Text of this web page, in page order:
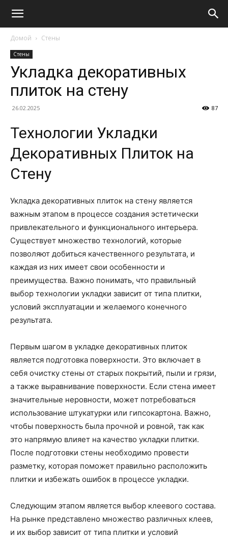
Домой Стены
Стены
Укладка декоративных
плиток на стену
26.02.2025 87
Технологии Укладки
Декоративных Плиток на
Стену
Укладка декоративных плиток на стену является
важным этапом в процессе создания эстетически
привлекательного и функционального интерьера.
Существует множество технологий, которые
позволяют добиться качественного результата, и
каждая из них имеет свои особенности и
преимущества. Важно понимать, что правильный
выбор технологии укладки зависит от типа плитки,
условий эксплуатации и желаемого конечного
результата.
Первым шагом в укладке декоративных плиток
является подготовка поверхности. Это включает в
себя очистку стены от старых покрытий, пыли и грязи,
а также выравнивание поверхности. Если стена имеет
значительные неровности, может потребоваться
использование штукатурки или гипсокартона. Важно,
чтобы поверхность была прочной и ровной, так как
это напрямую влияет на качество укладки плитки.
После подготовки стены необходимо провести
разметку, которая поможет правильно расположить
плитки и избежать ошибок в процессе укладки.
Следующим этапом является выбор клеевого состава.
На рынке представлено множество различных клеев,
и их выбор зависит от типа плитки и условий